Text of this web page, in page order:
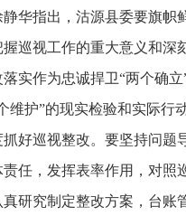
静华指出，沽源县委要旗帜
握巡视工作的重大意义和深
实作为忠诚捍卫“两个确
维护”的现实检验和实际行
抓好巡视整改。要坚持问题
责任，发挥表率作用，对照
真研究制定整改方案，台账